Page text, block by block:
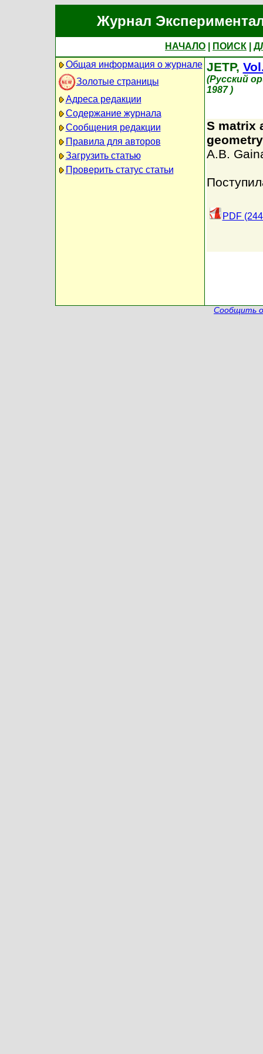
Журнал
НАЧАЛО ПОИСК
Общая информация о журнале
Золотые страницы
Адреса редакции
Содержание журнала
Сообщения редакции
Правила для авторов
Загрузить статью
Проверить статус статьи
JETP,
(Русский
1987 )
S matrix
geometry
A.B.
PDF
Сообщить о